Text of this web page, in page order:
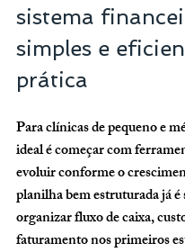
sistema
simples e
prática
Para clínicas de pequeno e
ideal é começar com
evoluir conforme o
planilha bem estruturada já
organizar fluxo de caixa,
faturamento nos primeiros